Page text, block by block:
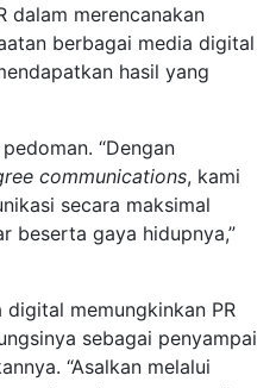
dalam merencanakan
berbagai media digital
hasil yang
“Dengan
communications, kami
secara maksimal
beserta gaya hidupnya,”
memungkinkan PR
sebagai penyampai
“Asalkan melalui